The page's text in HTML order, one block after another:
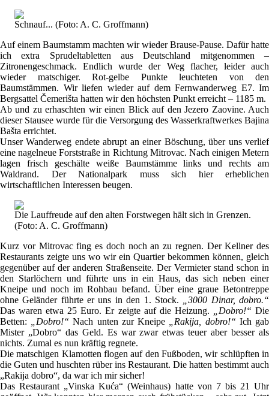
Schnauf... (Foto: A. C. Groffmann)
Auf einem Baumstamm machten wir wieder Brause-Pause. Dafür hatte
ich extra Sprudeltabletten aus Deutschland mitgenommen –
Zitronengeschmack. Endlich wurde der Weg flacher, leider auch
wieder matschiger. Rot-gelbe Punkte leuchteten von den
Baumstämmen. Wir liefen wieder auf dem Fernwanderweg E7. Im
Bergsattel Čemerišta hatten wir den höchsten Punkt erreicht – 1185 m.
Ab und zu erhaschten wir einen Blick auf den Jezero Zaovine. Auch
dieser Stausee wurde für die Versorgung des Wasserkraftwerkes Bajina
Bašta errichtet.
Unser Wanderweg endete abrupt an einer Böschung, über uns verlief
eine nagelneue Forststraße in Richtung Mitrovac. Nach einigen Metern
lagen frisch geschälte weiße Baumstämme links und rechts am
Waldrand. Der Nationalpark muss sich hier erheblichen
wirtschaftlichen Interessen beugen.
Die Lauffreude auf den alten Forstwegen hält sich in Grenzen.
(Foto: A. C. Groffmann)
Kurz vor Mitrovac fing es doch noch an zu regnen. Der Kellner des
Restaurants zeigte uns wo wir ein Quartier bekommen können, gleich
gegenüber auf der anderen Straßenseite. Der Vermieter stand schon in
den Starlöchern und führte uns in ein Haus, das sich neben einer
Kneipe und noch im Rohbau befand. Über eine graue Betontreppe
ohne Geländer führte er uns in den 1. Stock.
„3000 Dinar, dobro.“
Das waren etwa 25 Euro. Er zeigte auf die Heizung.
„Dobro!“ Die
Betten:
„Dobro!“ Nach unten zur Kneipe „Rakija, dobro!“ Ich gab
Mister „Dobro“ das Geld. Es war zwar etwas teuer aber besser als
nichts. Zumal es nun kräftig regnete.
Die matschigen Klamotten flogen auf den Fußboden, wir schlüpften in
die Guten und huschten rüber ins Restaurant. Die hatten bestimmt auch
„Rakija dobro“, da war ich mir sicher!
Das Restaurant „Vinska Kuća“ (Weinhaus) hatte von 7 bis 21 Uhr